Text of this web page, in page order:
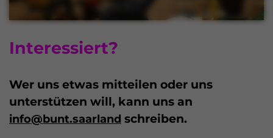
Interessiert?
Wer uns etwas mitteilen oder uns
info@bunt.saarland schreiben.